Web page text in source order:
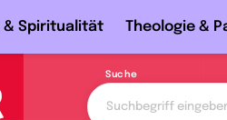
& Spiritualität Theologie &
Suche